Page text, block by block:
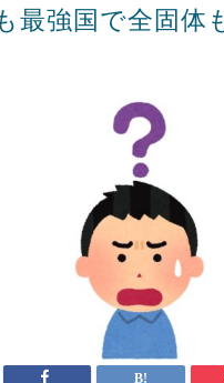
最強国で全固体